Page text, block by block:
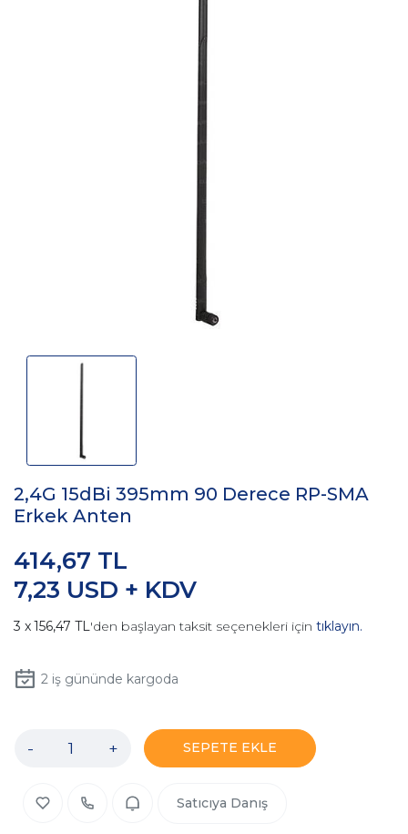
2,4G 15dBi 395mm 90 Derece RP-SMA
Erkek Anten
7,23 USD + KDV
414,67 TL
156,47 TL'den başlayan taksit seçenekleri için tıklayın.
2iş gününde kargoda
- + SEPETE EKLE
Satıcıya Danış